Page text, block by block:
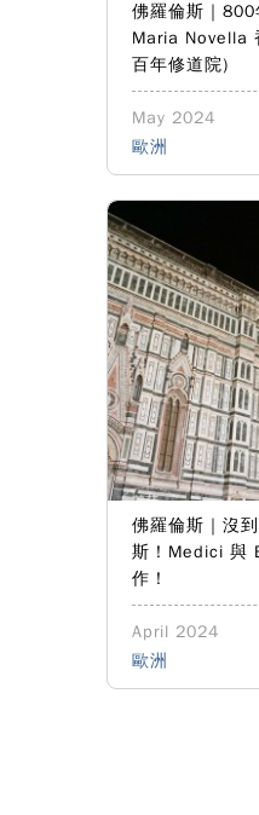
佛羅倫斯｜
Maria Novella
百年修道院)
May 2024
歐洲
佛羅倫斯｜沒
斯！Medici 與
作！
April 2024
歐洲